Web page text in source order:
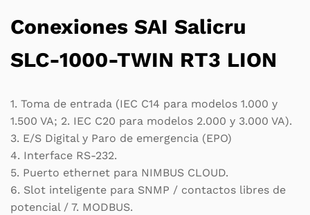
Conexiones SAI Salicru
SLC-1000-TWIN RT3 LION
1. Toma de entrada (IEC C14 para modelos 1.000 y
1.500 VA; 2. IEC C20 para modelos 2.000 y 3.000 VA).
3. E/S Digital y Paro de emergencia (EPO)
4. Interface RS-232.
5. Puerto ethernet para NIMBUS CLOUD.
6. Slot inteligente para SNMP / contactos libres de
potencial / 7. MODBUS.